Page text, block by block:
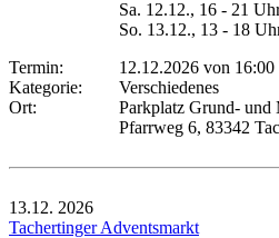
Sa. 12.12., 16 - 21
So. 13.12., 13 - 18
Termin:
12.12.2026 von 16:00
Kategorie:
Verschiedenes
Ort:
Parkplatz Grund- und
Pfarrweg 6, 83342
13.12. 2026
Tachertinger Adventsmarkt